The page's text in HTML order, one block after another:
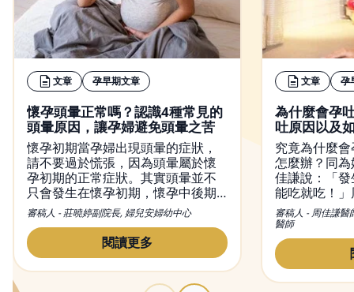
文章 孕早期文章
懷孕頭暈正常嗎？認識4種常見的
頭暈原因，讓孕婦避免頭暈之苦
懷孕初期當孕婦出現頭暈的症狀，
請不要過於慌張，因為頭暈屬於懷
孕初期的正常症狀。其實頭暈並不
只會發生在懷孕初期，懷孕中後期
也有可能出現頭暈現象。然而，造
成懷孕頭暈的原因有很多種，從懷
孕初期到晚期都有可能出現頭暈的
症狀，而改善頭暈的方法也不盡相
同，本文不僅會介紹頭暈的原因，
同時也會提供緩解懷孕頭暈的方
審稿人 - 莊曉婷副院長, 婦兒安婦幼中心
閱讀更多
文章 孕
為什麼會孕
吐原因以及
究竟為什麼
怎麼辦？同
佳謙說：「
能吃就吃！
初期孕吐經
和容易引起
量多餐的進
胃酸，舒緩
審稿人 - 周佳謙醫
醫師